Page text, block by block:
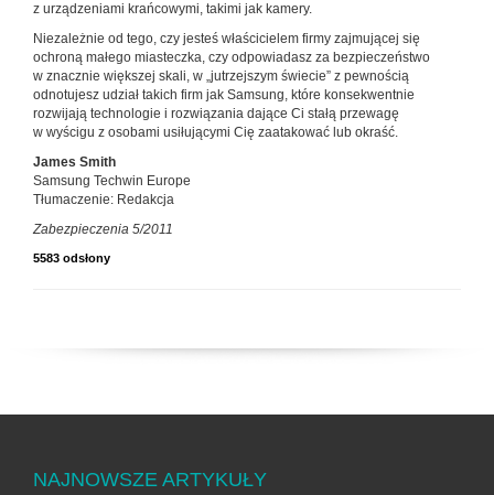
z urządzeniami krańcowymi, takimi jak kamery.
Niezależnie od tego, czy jesteś właścicielem firmy zajmującej się
ochroną małego miasteczka, czy odpowiadasz za bezpieczeństwo
w znacznie większej skali, w „jutrzejszym świecie” z pewnością
odnotujesz udział takich firm jak Samsung, które konsekwentnie
rozwijają technologie i rozwiązania dające Ci stałą przewagę
w wyścigu z osobami usiłującymi Cię zaatakować lub okraść.
James Smith
Samsung Techwin Europe
Tłumaczenie: Redakcja
Zabezpieczenia 5/2011
5583 odsłony
NAJNOWSZE ARTYKUŁY